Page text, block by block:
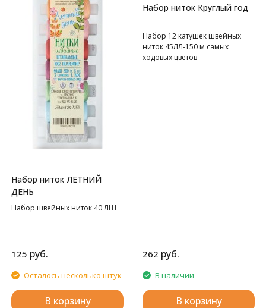
Набор ниток ЛЕТНИЙ
ДЕНЬ
Набор швейных ниток 40 ЛШ
125 руб.
Осталось несколько штук
В корзину
Набор ниток Круглый год
Набор 12 катушек швейных
ниток 45ЛЛ-150 м самых
ходовых цветов
262 руб.
В наличии
В корзину